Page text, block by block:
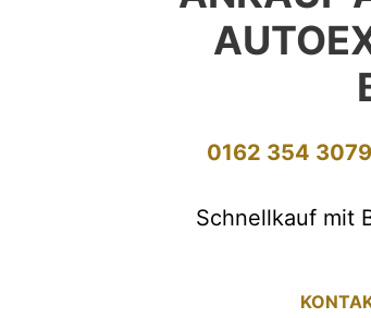
0162 354 3079
Schnellkauf mit